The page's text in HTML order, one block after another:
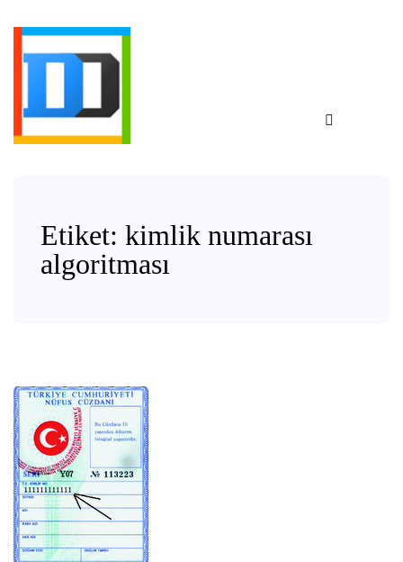
Etiket: kimlik numarası
algoritması